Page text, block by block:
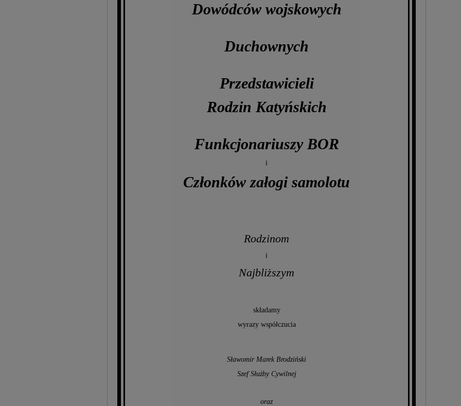
Dowódców wojskowych
Duchownych
Przedstawicieli
Rodzin Katyńskich
Funkcjonariuszy BOR
i
Członków załogi samolotu
Rodzinom
i
Najbliższym
składamy
wyrazy współczucia
Sławomir Marek Brodziński
Szef Służby Cywilnej
oraz